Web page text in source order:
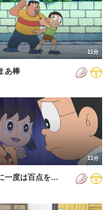
11分
あ棒
11分
一度は百点を…